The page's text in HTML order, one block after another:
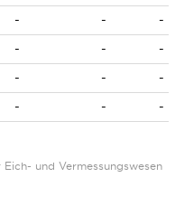
- -
-
- -
-
- -
-
- - -
und Vermessungswesen